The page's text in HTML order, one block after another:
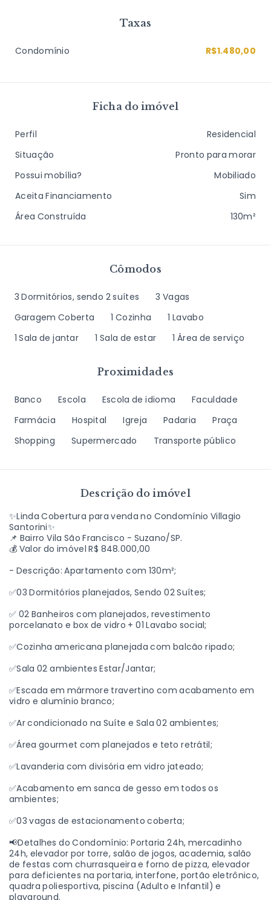
Cômodos
3 Dormitórios, sendo 2 suítes
3 Vagas
Garagem Coberta
1 Cozinha
1 Lavabo
1 Sala de jantar
1 Sala de estar 1 Área de serviço
Proximidades
Banco Escola Escola de idioma
Faculdade
Farmácia
Hospital Igreja Padaria
Praça
Shopping
Supermercado Transporte público
Descrição do imóvel
✨Linda Cobertura para venda no Condomínio Villagio
Santorini✨
📌 Bairro Vila São Francisco - Suzano/SP.
💰 Valor do imóvel R$ 848.000,00
- Descrição: Apartamento com 130m²;
✅03 Dormitórios planejados, Sendo 02 Suítes;
✅ 02 Banheiros com planejados, revestimento
porcelanato e box de vidro + 01 Lavabo social;
✅Cozinha americana planejada com balcão ripado;
✅Sala 02 ambientes Estar/Jantar;
✅Escada em mármore travertino com acabamento em
vidro e alumínio branco;
✅Ar condicionado na Suíte e Sala 02 ambientes;
✅Área gourmet com planejados e teto retrátil;
✅Lavanderia com divisória em vidro jateado;
✅Acabamento em sanca de gesso em todos os
ambientes;
✅03 vagas de estacionamento coberta;
📢Detalhes do Condomínio: Portaria 24h, mercadinho
24h, elevador por torre, salão de jogos, academia, salão
de festas com churrasqueira e forno de pizza, elevador
para deficientes na portaria, interfone, portão eletrônico,
quadra poliesportiva, piscina (Adulto e Infantil) e
playground.
Taxas
Condomínio R$1.480,00
Ficha do imóvel
Perfil
Residencial
Situação
Pronto para morar
Possui mobília?
Mobiliado
Aceita Financiamento
Sim
Área Construída
130m²